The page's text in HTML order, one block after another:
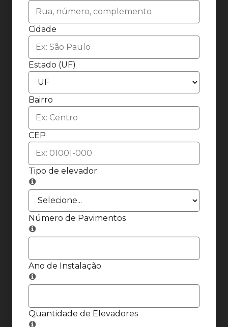
Cidade
Estado (UF)
Bairro
CEP
Tipo de elevador
Número de Pavimentos
Ano de Instalação
Quantidade de Elevadores